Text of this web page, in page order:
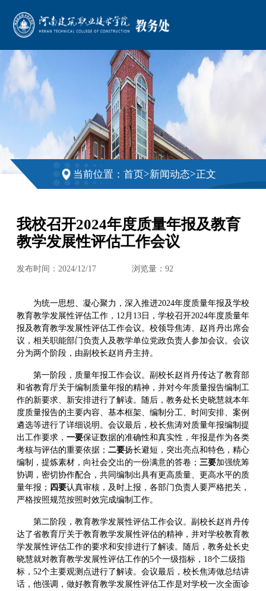
当前位置：首页>新闻动态>正文
我校召开2024年度质量年报及教育
教学发展性评估工作会议
发布时间：2024/12/17 浏览量： 92
为统一思想、凝心聚力，深入推进2024年度质量年报及学校
教育教学发展性评估工作，12月13日，学校召开2024年度质量年
报及教育教学发展性评估工作会议。校领导焦涛、赵肖丹出席会
议，相关职能部门负责人及教学单位党政负责人参加会议。会议
分为两个阶段，由副校长赵肖丹主持。
第一阶段，质量年报工作会议。副校长赵肖丹传达了教育部
和省教育厅关于编制质量年报的精神，并对今年质量报告编制工
作的新要求、新安排进行了解读。随后，教务处长史晓慧就本年
度质量报告的主要内容、基本框架、编制分工、时间安排、案例
遴选等进行了详细说明。会议最后，校长焦涛对质量年报编制提
出工作要求， 一要保证数据的准确性和真实性，年报是作为各类
考核与评估的重要依据； 二要扬长避短，突出亮点和特色，精心
编制，提炼素材，向社会交出的一份满意的答卷； 三要加强统筹
协调，密切协作配合，共同编制出具有更高质量、更高水平的质
量年报； 四要认真审核，及时上报，各部门负责人要严格把关，
严格按照规范按照时效完成编制工作。
第二阶段，教育教学发展性评估工作会议。副校长赵肖丹传
达了省教育厅关于教育教学发展性评估的精神，并对学校教育教
学发展性评估工作的要求和安排进行了解读。随后，教务处长史
晓慧就对教育教学发展性评估工作的5个一级指标，18个二级指
标，52个主要观测点进行了解读。会议最后，校长焦涛做总结讲
话，他强调，做好教育教学发展性评估工作是对学校一次全面诊